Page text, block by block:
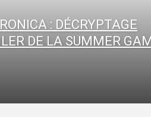
: DÉCRYPTAGE
DE LA SUMMER